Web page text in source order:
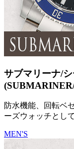
サブマリーナ/
防水機能、回転ベ
ーズウォッチとし
MEN'S